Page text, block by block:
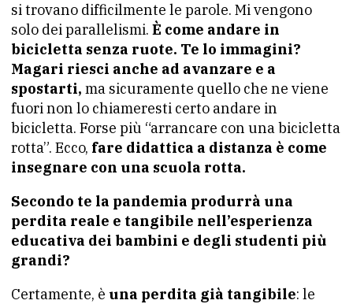
si trovano difficilmente le parole. Mi vengono
solo dei parallelismi. È come andare in
bicicletta senza ruote. Te lo immagini?
Magari riesci anche ad avanzare e a
spostarti, ma sicuramente quello che ne viene
fuori non lo chiameresti certo andare in
bicicletta. Forse più “arrancare con una bicicletta
rotta”. Ecco, fare didattica a distanza è come
insegnare con una scuola rotta.
Secondo te la pandemia produrrà una
perdita reale e tangibile nell’esperienza
educativa dei bambini e degli studenti più
grandi?
Certamente, è una perdita già tangibile: le